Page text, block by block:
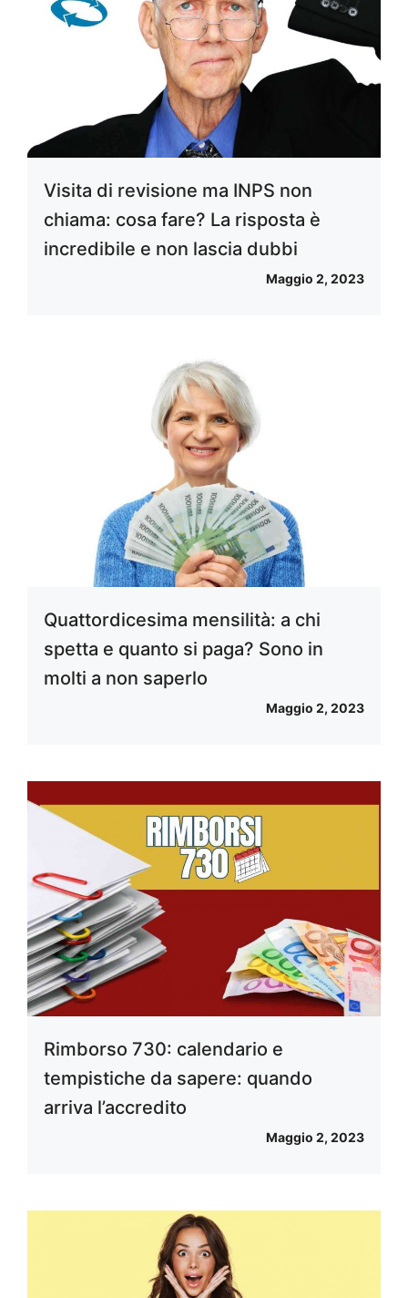
Visita di revisione ma INPS non
chiama: cosa fare? La risposta è
incredibile e non lascia dubbi
Maggio 2, 2023
Quattordicesima mensilità: a chi
spetta e quanto si paga? Sono in
molti a non saperlo
Maggio 2, 2023
Rimborso 730: calendario e
tempistiche da sapere: quando
arriva l’accredito
Maggio 2, 2023